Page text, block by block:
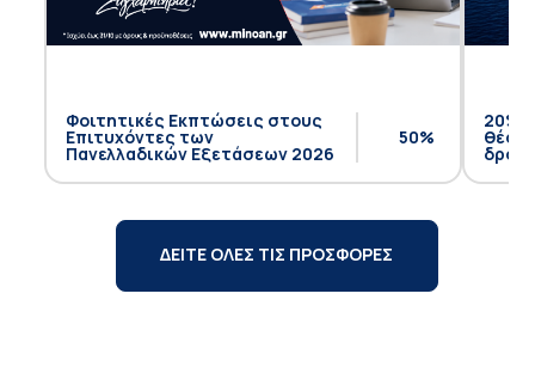
Φοιτητικές Εκπτώσεις στους
Επιτυχόντες των
Πανελλαδικών Εξετάσεων 2026
50%
20%
θέση
ΔΕΙΤΕ ΟΛΕΣ ΤΙΣ ΠΡΟΣΦΟΡΕΣ